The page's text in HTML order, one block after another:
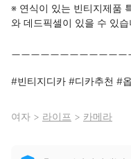
※ 연식이 있는 빈티지제품
와 데드픽셀이 있을 수 있습
ㅡㅡㅡㅡㅡㅡㅡㅡㅡㅡㅡ
#빈티지디카 #디카추천 #
여자 > 라이프 > 카메라